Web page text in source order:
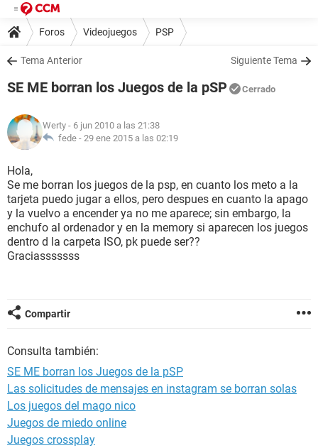
Foros Videojuegos PSP
Tema Anterior Siguiente Tema
SE ME borran los Juegos de la pSP Cerrado
Werty - 6 jun 2010 a las 21:38
fede - 29 ene 2015 a las 02:19
Hola,
Se me borran los juegos de la psp, en cuanto los meto a la
tarjeta puedo jugar a ellos, pero despues en cuanto la apago
y la vuelvo a encender ya no me aparece; sin embargo, la
enchufo al ordenador y en la memory si aparecen los juegos
dentro d la carpeta ISO, pk puede ser??
Graciasssssss
Compartir
Consulta también:
SE ME borran los Juegos de la pSP
Las solicitudes de mensajes en instagram se borran solas
Los juegos del mago nico
Juegos de miedo online
Juegos crossplay